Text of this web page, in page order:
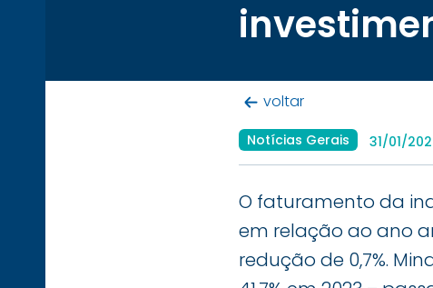
voltar
Notícias Gerais 31/01/
O faturamento da
em relação ao ano
redução de 0,7%.